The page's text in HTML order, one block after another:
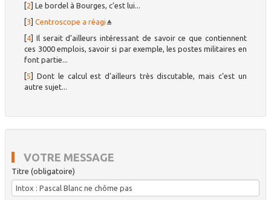
[2]Le bordel à Bourges, c’est lui...
[3]Centroscope a réagi
[4]Il serait d’ailleurs intéressant de savoir ce que contiennent
ces 3000 emplois, savoir si par exemple, les postes militaires en
font partie...
[5]Dont le calcul est d’ailleurs très discutable, mais c’est un
autre sujet...
VOTRE MESSAGE
Titre (obligatoire)